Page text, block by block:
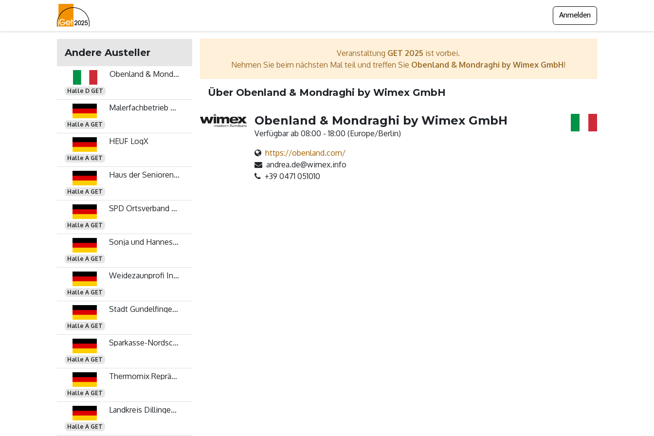
Anmelden
Andere Austeller
Halle D GET
Obenland & Mondraghi by Wimex GmbH
Halle A GET
Malerfachbetrieb Ott
Halle A GET
HEUF LogX
Halle A GET
Haus der Senioren Gundelfingen GmbH - Service GmbH
Halle A GET
SPD Ortsverband Gundelfingen
Halle A GET
Sonja und Hannes Wenger
Halle A GET
Weidezaunprofi Industrieservice GmbH Inh. Ralf Renner
Halle A GET
Stadt Gundelfingen a. d. Donau
Halle A GET
Sparkasse-Nordschwaben
Halle A GET
Thermomix Repräsentantin
Halle A GET
Landkreis Dillingen a. d. Donau
Veranstaltung GET 2025 ist vorbei.
Nehmen Sie beim nächsten Mal teil und treffen Sie Obenland & Mondraghi by Wimex GmbH!
Über Obenland & Mondraghi by Wimex GmbH
Obenland & Mondraghi by Wimex GmbH
Verfügbar ab 08:00 - 18:00 (Europe/Berlin)
https://obenland.com/
andrea.de@wimex.info
+39 0471 051010